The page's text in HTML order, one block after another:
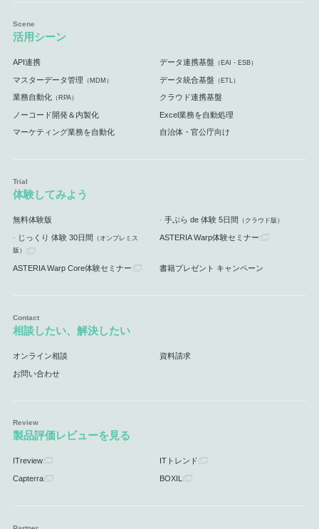
活用シーン
API連携 データ連携基盤 （EAI・ESB）
マスターデータ管理 （MDM） データ統合基盤 （ETL）
業務自動化（RPA） クラウド連携基盤
ノーコード開発＆内製化 Excel業務を自動処理
マーケティング業務を自動化 自治体・官公庁向け
体験してみよう
無料体験版 手ぶら de 体験 5日間 （クラウド版）
じっくり 体験 30日間 （オンプレミス
版）
ASTERIA Warp体験セミナー
ASTERIA Warp Core体験セミナー 書籍プレゼント キャンペーン
相談したい、解決したい
オンライン相談 資料請求
お問い合わせ
製品評価レビューを見る
ITreview ITトレンド
Capterra BOXIL